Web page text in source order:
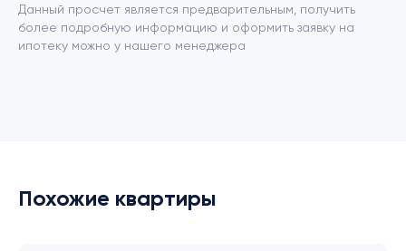
Данный просчет является предварительным, получить
более подробную информацию и оформить заявку на
ипотеку можно у нашего менеджера
Похожие квартиры